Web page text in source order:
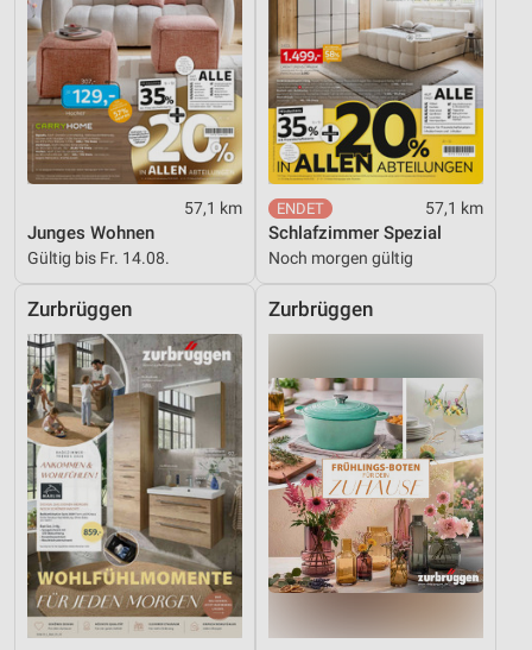
57,1 km
Junges Wohnen
Gültig bis Fr. 14.08.
57,1 km
Schlafzimmer Spezial
Noch morgen gültig
Zurbrüggen Zurbrüggen